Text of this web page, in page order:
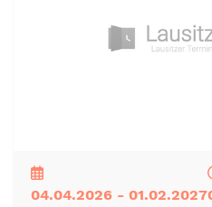
04.04.2026 - 01.02.2027